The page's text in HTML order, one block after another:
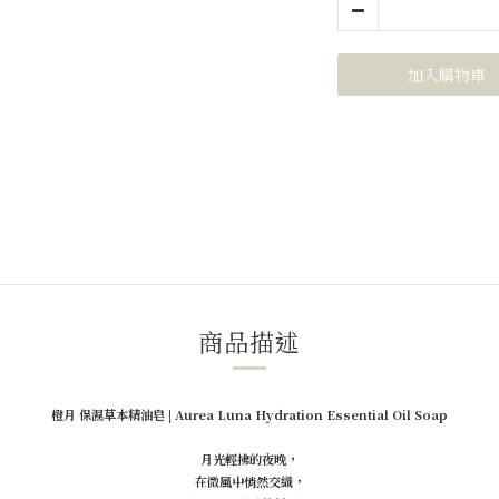
加入購物車
商品描述
橙月 保濕草本精油皂 | Aurea Luna Hydration Essential Oil Soap
月光輕拂的夜晚，
在微風中悄然交織，